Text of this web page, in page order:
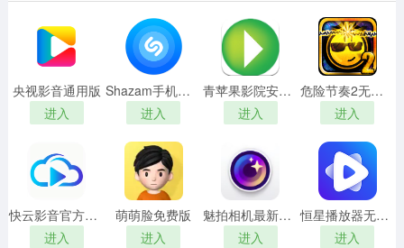
央视影音通用版
进入
Shazam手机最新版
进入
青苹果影院安卓免费版
进入
危险节奏2无广告版
进入
快云影音官方最新版
进入
萌萌脸免费版
进入
魅拍相机最新免费版
进入
恒星播放器无广告版
进入